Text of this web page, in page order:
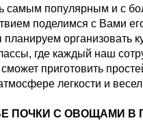
самым популярным и с
поделимся с Вами
организовать
где каждый наш
приготовить
легкости и
ПОЧКИ С ОВОЩАМИ В